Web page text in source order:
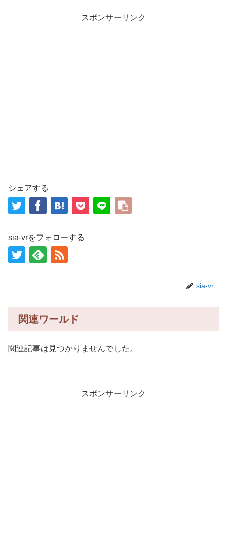
スポンサーリンク
シェアする
sia-vrをフォローする
sia-vr
関連ワールド
関連記事は見つかりませんでした。
スポンサーリンク